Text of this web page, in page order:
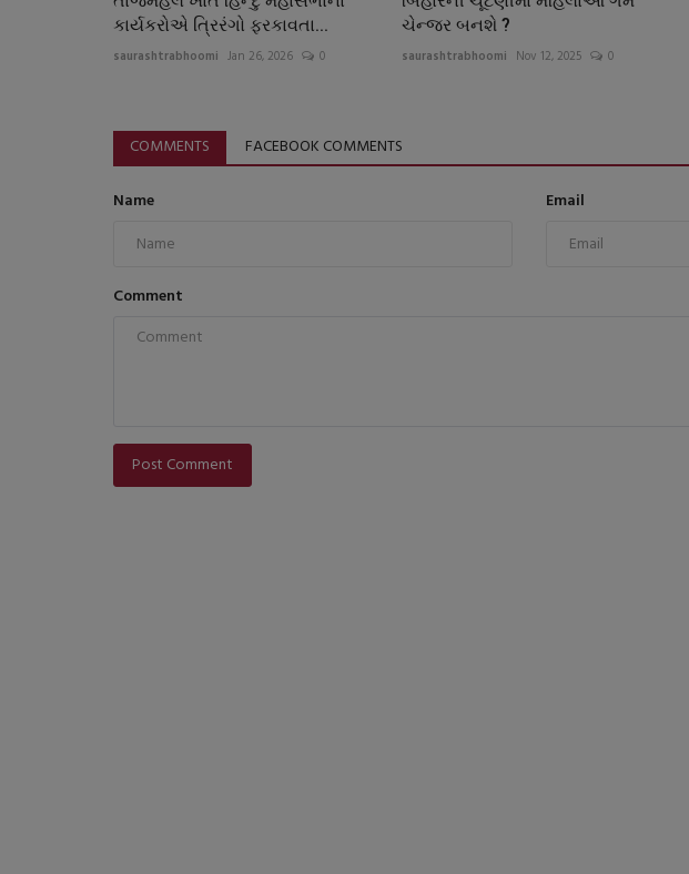
કાર્યકરોએ ત્રિરંગો ફરકાવતા...
saurashtrabhoomi Jan 26, 2026 0
ચેન્જર બનશે ?
saurashtrabhoomi Nov 12, 2025 0
COMMENTS FACEBOOK COMMENTS
Name Email
Comment
Post Comment